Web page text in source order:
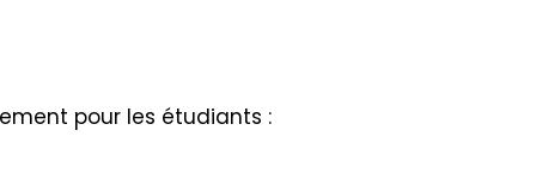
pour les étudiants :